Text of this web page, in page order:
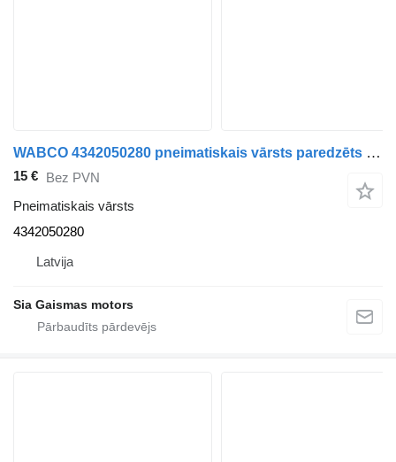
WABCO 4342050280 pneimatiskais vārsts paredzēts autobusa
15 € Bez PVN
Pneimatiskais vārsts
4342050280
Latvija
Sia Gaismas motors